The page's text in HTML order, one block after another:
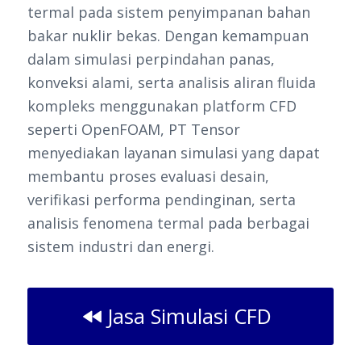
termal pada sistem penyimpanan bahan
bakar nuklir bekas. Dengan kemampuan
dalam simulasi perpindahan panas,
konveksi alami, serta analisis aliran fluida
kompleks menggunakan platform CFD
seperti OpenFOAM, PT Tensor
menyediakan layanan simulasi yang dapat
membantu proses evaluasi desain,
verifikasi performa pendinginan, serta
analisis fenomena termal pada berbagai
sistem industri dan energi.
Jasa Simulasi CFD